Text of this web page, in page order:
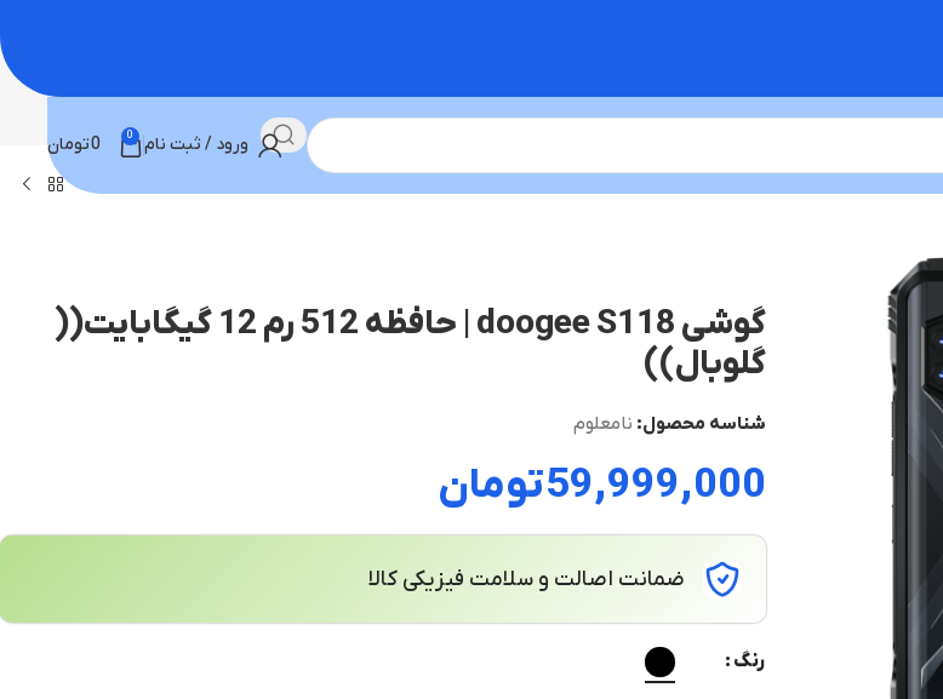
ورود / ثبت نام 0
0تومان
گوشی doogee S118 | حافظه 512 رم 12 گیگابایت((
گلوبال))
شناسه محصول: نامعلوم
59,999,000تومان
ضمانت اصالت و سلامت فیزیکی کالا
رنگ